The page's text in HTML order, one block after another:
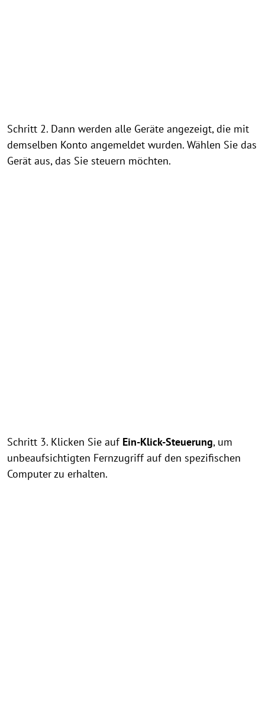
Schritt 2. Dann werden alle Geräte angezeigt, die mit
demselben Konto angemeldet wurden. Wählen Sie das
Gerät aus, das Sie steuern möchten.
Schritt 3. Klicken Sie auf Ein-Klick-Steuerung, um
unbeaufsichtigten Fernzugriff auf den spezifischen
Computer zu erhalten.